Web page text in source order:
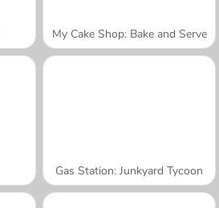
My Cake Shop: Bake and Serve
Gas Station: Junkyard Tycoon